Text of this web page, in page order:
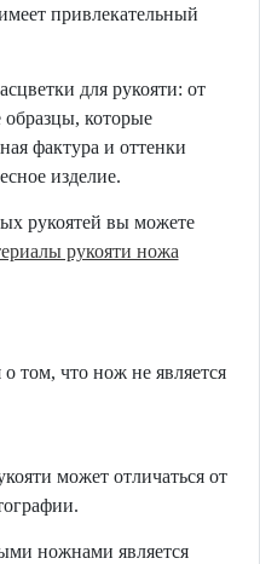
привлекательный
для рукояти: от
которые
фактура и оттенки
изделие.
рукоятей вы можете
рукояти ножа
о том, что нож не является
может отличаться от
ножнами является